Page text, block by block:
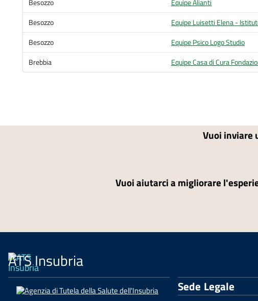
Besozzo
Equipe Alianti
Besozzo
Equipe Luisetti Elena -
Besozzo
Equipe Psico Logo Studio
Brebbia
Equipe Casa di Cura
Vuoi inviare
Vuoi aiutarci a migliorare
ATS Insubria
Sede Legale